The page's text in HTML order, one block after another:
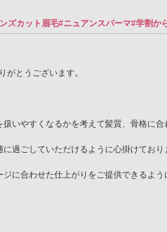
カット眉毛#ニュアンスパーマ#学割か
がとうございます。
いやすくなるかを考えて髪質、骨格に
過ごしていただけるように心掛けており
に合わせた仕上がりをご提供できるよう